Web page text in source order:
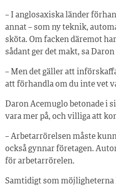
– I anglosaxiska länder
annat – som ny teknik,
sköta. Om facken däremot
sådant ger det makt, sa
– Men det gäller att
att förhandla om du inte vet
Daron Acemuglo betonade i
vara mer på, och villiga att
– Arbetarrörelsen måste
också gynnar företagen.
för arbetarrörelen.
Samtidigt som